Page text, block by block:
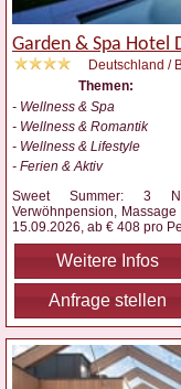
Garden & Spa Hotel
Deutschland /
Themen:
- Wellness & Spa
- Wellness & Romantik
- Wellness & Lifestyle
- Ferien & Aktiv
Sweet Summer: 3
Verwöhnpension,
15.09.2026, ab € 408 pro
Weitere Infos
Anfrage stellen